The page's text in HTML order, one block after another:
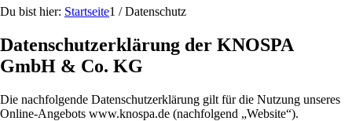
Du bist hier: Startseite1 / Datenschutz
Datenschutzerklärung der KNOSPA
GmbH & Co. KG
Die nachfolgende Datenschutzerklärung gilt für die Nutzung unseres
Online-Angebots www.knospa.de (nachfolgend „Website“).